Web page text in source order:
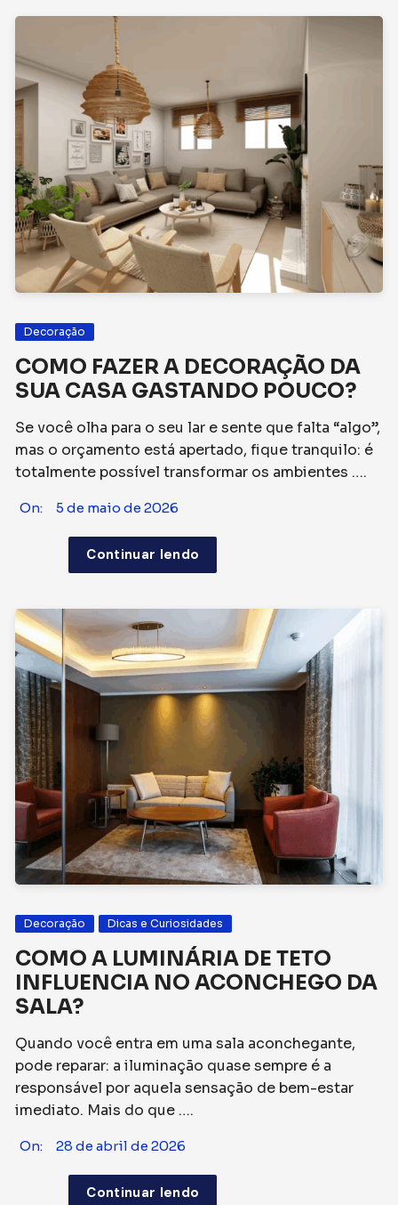
Decoração
COMO FAZER A DECORAÇÃO DA
SUA CASA GASTANDO POUCO?
Se você olha para o seu lar e sente que falta “algo”,
mas o orçamento está apertado, fique tranquilo: é
totalmente possível transformar os ambientes ….
On: 5 de maio de 2026
Continuar lendo
Decoração Dicas e Curiosidades
COMO A LUMINÁRIA DE TETO
INFLUENCIA NO ACONCHEGO DA
SALA?
Quando você entra em uma sala aconchegante,
pode reparar: a iluminação quase sempre é a
responsável por aquela sensação de bem-estar
imediato. Mais do que ….
On: 28 de abril de 2026
Continuar lendo